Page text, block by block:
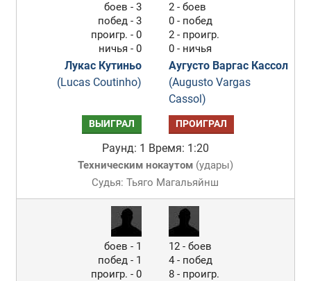
боев - 3
побед - 3
проигр. - 0
ничья - 0
Лукас Кутиньо
(Lucas Coutinho)
2 - боев
0 - побед
2 - проигр.
0 - ничья
Аугусто Варгас Кассол
(Augusto Vargas
Cassol)
ВЫИГРАЛ ПРОИГРАЛ
Раунд: 1 Время: 1:20
Техническим нокаутом(удары)
Судья: Тьяго Магальяйнш
боев - 1
побед - 1
проигр. - 0
12 - боев
4 - побед
8 - проигр.